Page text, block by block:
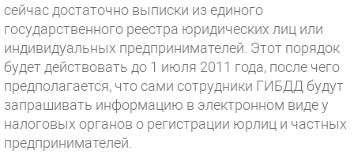
сейчас достаточно выписки из единого
государственного реестра юридических лиц или
индивидуальных предпринимателей. Этот порядок
будет действовать до 1 июля 2011 года, после чего
предполагается, что сами сотрудники ГИБДД будут
запрашивать информацию в электронном виде у
налоговых органов о регистрации юрлиц и частных
предпринимателей.